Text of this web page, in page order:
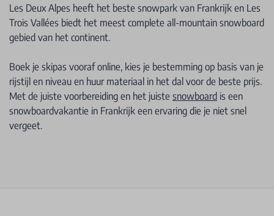
Les Deux Alpes heeft het beste snowpark van Frankrijk en Les
Trois Vallées biedt het meest complete all-mountain snowboard
gebied van het continent.
Boek je skipas vooraf online, kies je bestemming op basis van je
rijstijl en niveau en huur materiaal in het dal voor de beste prijs.
Met de juiste voorbereiding en het juiste snowboard is een
snowboardvakantie in Frankrijk een ervaring die je niet snel
vergeet.